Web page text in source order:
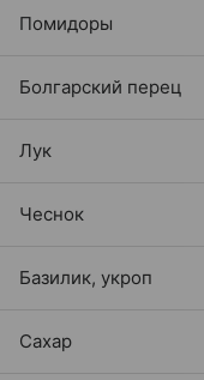
Помидоры
Болгарский перец
Лук
Чеснок
Базилик, укроп
Сахар